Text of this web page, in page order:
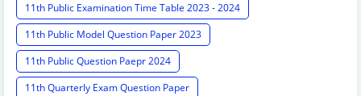
11th Public Examination Time Table 2023 - 2024
11th Public Model Question Paper 2023
11th Public Question Paepr 2024
11th Quarterly Exam Question Paper